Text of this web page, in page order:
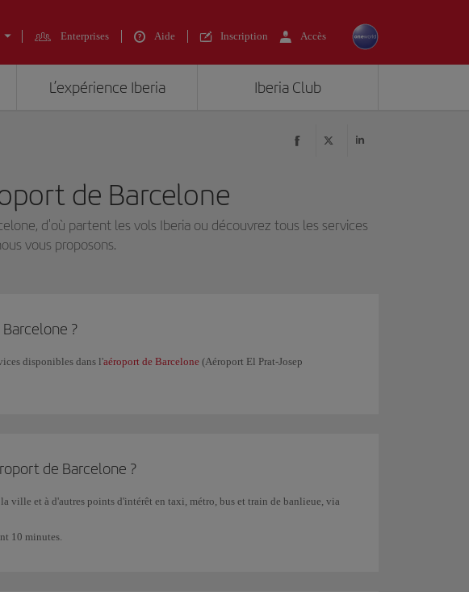
Enterprises Aide Inscription Accès
L’expérience Iberia Iberia Club
de Barcelone
d'où partent les vols Iberia ou découvrez tous les services
vous proposons.
?
disponibles dans l'aéroport de Barcelone (Aéroport El Prat-Josep
de Barcelone ?
la ville et à d'autres points d'intérêt en taxi, métro, bus et train de banlieue, via
10 minutes.